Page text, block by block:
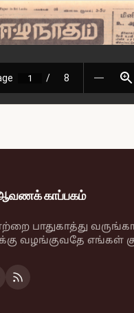
காப்பகம்
பாதுகாத்து
வழங்குவதே எங்கள்